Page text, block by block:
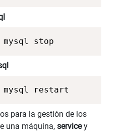
mysql stop
mysql restart
para la gestión de los
una máquina, servicey